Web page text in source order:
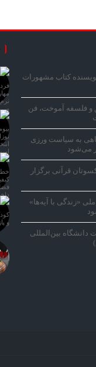
نویسنده کتاب مشهورات
و فلسفه آموخت، فن
به سیاست ورزی
می‌شود
قرآنی برگزار
«زندگی با آیه‌ها»
دانشگاه بین‌المللی